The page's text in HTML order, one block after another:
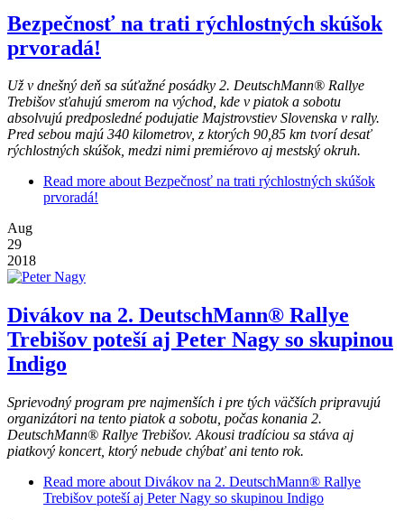
Bezpečnosť na trati rýchlostných skúšok
prvoradá!
Už v dnešný deň sa súťažné posádky 2. DeutschMann® Rallye
Trebišov sťahujú smerom na východ, kde v piatok a sobotu
absolvujú predposledné podujatie Majstrovstiev Slovenska v rally.
Pred sebou majú 340 kilometrov, z ktorých 90,85 km tvorí desať
rýchlostných skúšok, medzi nimi premiérovo aj mestský okruh.
Read more about Bezpečnosť na trati rýchlostných skúšok
prvoradá!
Aug
29
2018
Divákov na 2. DeutschMann® Rallye
Trebišov poteší aj Peter Nagy so skupinou
Indigo
Sprievodný program pre najmenších i pre tých väčších pripravujú
organizátori na tento piatok a sobotu, počas konania 2.
DeutschMann® Rallye Trebišov. Akousi tradíciou sa stáva aj
piatkový koncert, ktorý nebude chýbať ani tento rok.
Read more about Divákov na 2. DeutschMann® Rallye
Trebišov poteší aj Peter Nagy so skupinou Indigo